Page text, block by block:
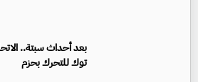
بعد أحداث سبتة..
توك للتحرك بحزم